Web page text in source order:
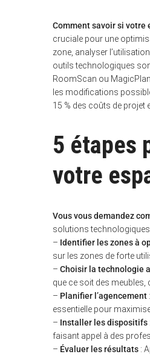
Comment savoir si votre
cruciale pour une
zone, analyser
outils technologiques
RoomScan ou
les modifications
15 % des coûts de projet
5 étapes
votre
Vous vous demandez
solutions
– Identifier les zones à
sur les zones de forte
– Choisir la technologie
que ce soit des meubles,
– Planifier l’agencement
essentielle pour
– Installer les dispositifs
faisant appel à des
– Évaluer les résultats :